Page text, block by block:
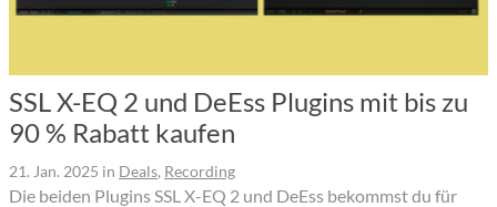
SSL X-EQ 2 und DeEss Plugins mit bis zu
90 % Rabatt kaufen
21. Jan. 2025 in Deals, Recording
Die beiden Plugins SSL X-EQ 2 und DeEss bekommst du für